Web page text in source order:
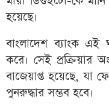
হয়েছে।
বাংলাদেশ ব্যাংক এই
করে। সেই প্রক্রিয়ার
বাজেয়াপ্ত হয়েছে, যা
পুনরুদ্ধার সম্ভব হবে।